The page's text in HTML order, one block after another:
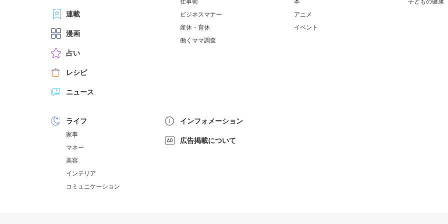
連載
漫画
占い
レシピ
ニュース
仕事術
ビジネスマナー
産休・育休
働くママ調査
本
アニメ
イベント
子どもの健康
ライフ
家事
マネー
美容
インテリア
コミュニケーション
インフォメーション
広告掲載について